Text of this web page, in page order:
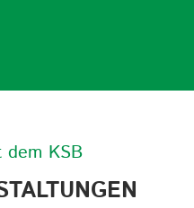
KSB